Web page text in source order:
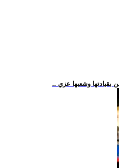
بقيادتها وشعبها عزي